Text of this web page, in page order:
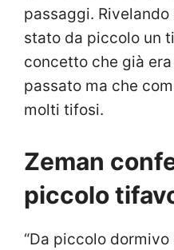
passaggi.
stato da piccolo un
concetto che già
passato ma che
molti tifosi.
Zeman
piccolo
“Da piccolo